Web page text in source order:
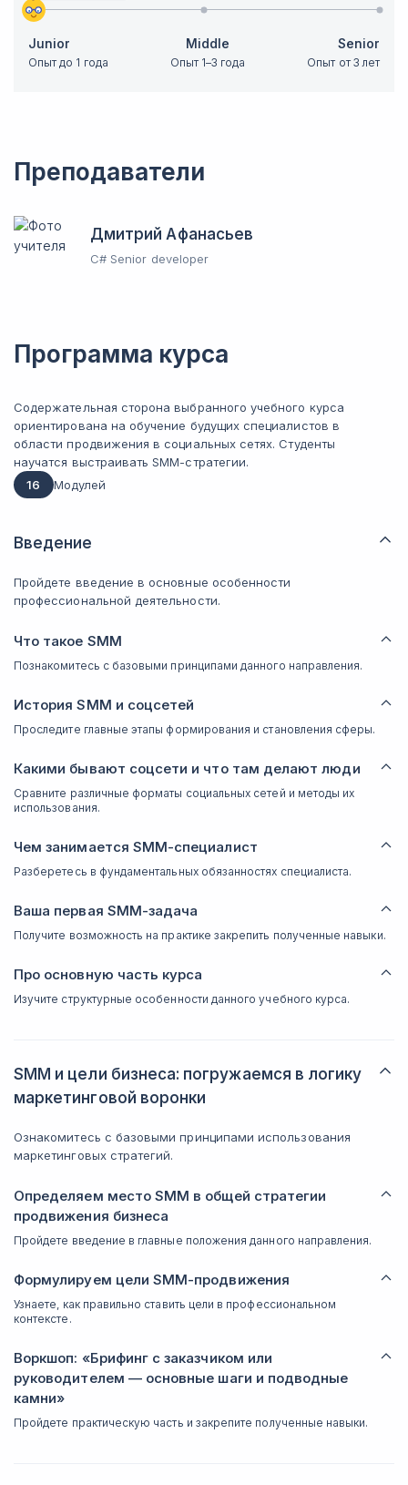
Junior
Опыт до 1 года
Middle
Опыт 1–3 года
Senior
Опыт от 3 лет
Преподаватели
Дмитрий Афанасьев
C# Senior developer
Программа курса
Содержательная сторона выбранного учебного курса
ориентирована на обучение будущих специалистов в
области продвижения в социальных сетях. Студенты
научатся выстраивать SMM-стратегии.
16
Модулей
Введение
Пройдете введение в основные особенности
профессиональной деятельности.
Что такое SMM
Познакомитесь с базовыми принципами данного направления.
История SMM и соцсетей
Проследите главные этапы формирования и становления сферы.
Какими бывают соцсети и что там делают люди
Сравните различные форматы социальных сетей и методы их
использования.
Чем занимается SMM-специалист
Разберетесь в фундаментальных обязанностях специалиста.
Ваша первая SMM-задача
Получите возможность на практике закрепить полученные навыки.
Про основную часть курса
Изучите структурные особенности данного учебного курса.
SMM и цели бизнеса: погружаемся в логику
маркетинговой воронки
Ознакомитесь с базовыми принципами использования
маркетинговых стратегий.
Определяем место SMM в общей стратегии
продвижения бизнеса
Пройдете введение в главные положения данного направления.
Формулируем цели SMM-продвижения
Узнаете, как правильно ставить цели в профессиональном
контексте.
Воркшоп: «Брифинг с заказчиком или
руководителем — основные шаги и подводные
камни»
Пройдете практическую часть и закрепите полученные навыки.